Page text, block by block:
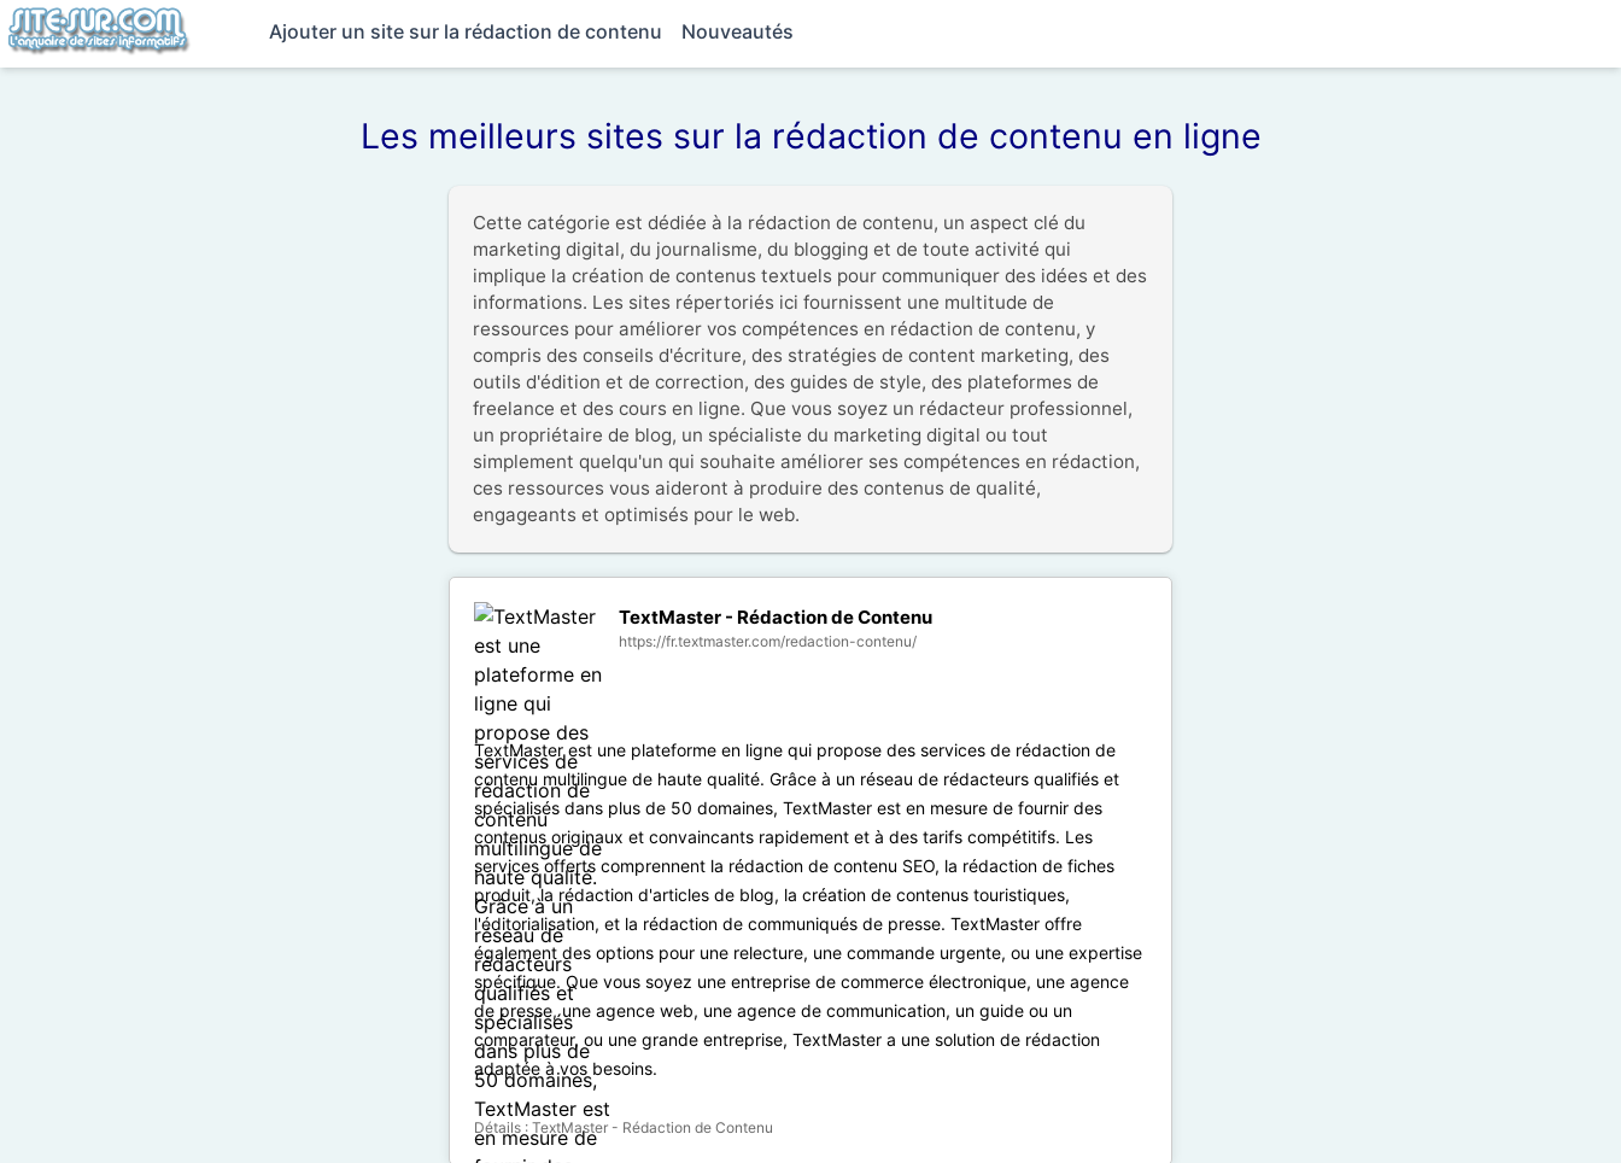
Ajouter un site sur la rédaction de contenu Nouveautés
Les meilleurs sites sur la rédaction de contenu en ligne
Cette catégorie est dédiée à la rédaction de contenu, un aspect clé du
marketing digital, du journalisme, du blogging et de toute activité qui
implique la création de contenus textuels pour communiquer des idées et des
informations. Les sites répertoriés ici fournissent une multitude de
ressources pour améliorer vos compétences en rédaction de contenu, y
compris des conseils d'écriture, des stratégies de content marketing, des
outils d'édition et de correction, des guides de style, des plateformes de
freelance et des cours en ligne. Que vous soyez un rédacteur professionnel,
un propriétaire de blog, un spécialiste du marketing digital ou tout
simplement quelqu'un qui souhaite améliorer ses compétences en rédaction,
ces ressources vous aideront à produire des contenus de qualité,
engageants et optimisés pour le web.
TextMaster - Rédaction de Contenu
https://fr.textmaster.com/redaction-contenu/
TextMaster est une plateforme en ligne qui propose des services de rédaction de
contenu multilingue de haute qualité. Grâce à un réseau de rédacteurs qualifiés et
spécialisés dans plus de 50 domaines, TextMaster est en mesure de fournir des
contenus originaux et convaincants rapidement et à des tarifs compétitifs. Les
services offerts comprennent la rédaction de contenu SEO, la rédaction de fiches
produit, la rédaction d'articles de blog, la création de contenus touristiques,
l'éditorialisation, et la rédaction de communiqués de presse. TextMaster offre
également des options pour une relecture, une commande urgente, ou une expertise
spécifique. Que vous soyez une entreprise de commerce électronique, une agence
de presse, une agence web, une agence de communication, un guide ou un
comparateur, ou une grande entreprise, TextMaster a une solution de rédaction
adaptée à vos besoins.
Détails : TextMaster - Rédaction de Contenu